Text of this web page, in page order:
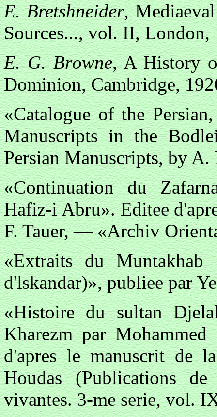
E. Вretshneider,
Sources..., vol. II, London,
E. G. Вrоwne, A History
Dominion, Cambridge,
«Catalogue of the
Manuscripts in the
Persian Manuscripts, by
«Continuation du
Hafiz-i Abru». Editee
F. Tauer, — «Archiv
«Extraits du
d'lskandar)», publiee par
«Histoire du sultan
Kharezm par
d'apres le manuscrit de
Houdas (Publications
vivantes. 3-me serie, vol.